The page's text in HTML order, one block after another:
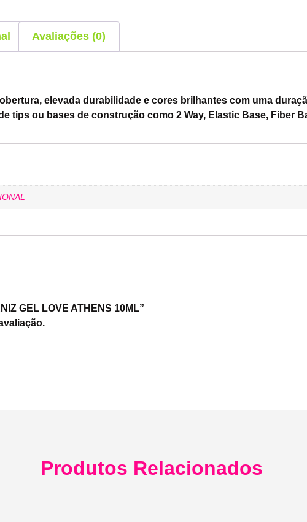
Avaliações (0)
elevada durabilidade e cores brilhantes com uma
tips ou bases de construção como 2 Way, Elastic Base, Fiber
GEL LOVE ATHENS 10ML”
Produtos Relacionados